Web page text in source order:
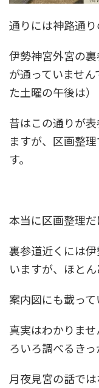
通りには神路通り
伊勢神宮外宮の
が通っていませ
た土曜の午後は）
昔はこの通りが
ますが、区画整
す。
本当に区画整理だ
裏参道近くには
いますが、ほとん
案内図にも載って
真実はわかりま
ろいろ調べるきっ
月夜見宮の話で